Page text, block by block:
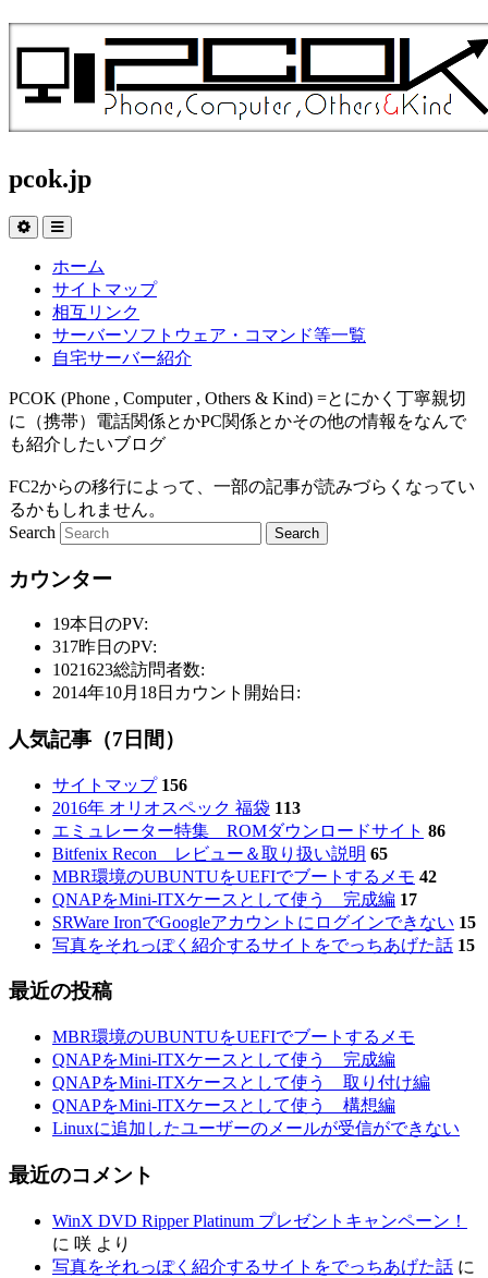
pcok.jp
ホーム
サイトマップ
相互リンク
サーバーソフトウェア・コマンド等一覧
自宅サーバー紹介
PCOK (Phone , Computer , Others & Kind) =とにかく丁寧親切
に（携帯）電話関係とかPC関係とかその他の情報をなんで
も紹介したいブログ
FC2からの移行によって、一部の記事が読みづらくなってい
るかもしれません。
Search
カウンター
19本日のPV:
317昨日のPV:
1021623総訪問者数:
2014年10月18日 カウント開始日:
人気記事（7日間）
サイトマップ 156
2016年 オリオスペック 福袋 113
エミュレーター特集 ROMダウンロードサイト 86
Bitfenix Recon レビュー＆取り扱い説明 65
MBR環境のUBUNTUをUEFIでブートするメモ 42
QNAPをMini-ITXケースとして使う 完成編 17
SRWare IronでGoogleアカウントにログインできない 15
写真をそれっぽく紹介するサイトをでっちあげた話 15
最近の投稿
MBR環境のUBUNTUをUEFIでブートするメモ
QNAPをMini-ITXケースとして使う 完成編
QNAPをMini-ITXケースとして使う 取り付け編
QNAPをMini-ITXケースとして使う 構想編
Linuxに追加したユーザーのメールが受信ができない
最近のコメント
WinX DVD Ripper Platinum プレゼントキャンペーン！
に 咲 より
写真をそれっぽく紹介するサイトをでっちあげた話 に